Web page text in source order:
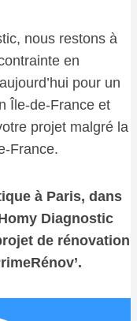
nous restons à
en
pour un
Île-de-France et
projet malgré la
France.
à Paris, dans
Diagnostic
de rénovation